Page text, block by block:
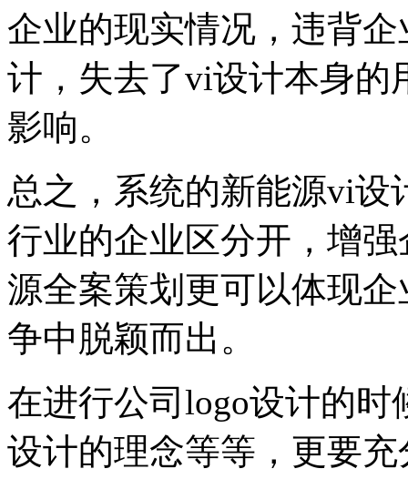
企业的现实情况，违背
计，失去了vi设计本身的
影响。
总之，系统的新能源vi设
行业的企业区分开，增
源全案策划更可以体现
争中脱颖而出。
在进行公司logo设计的
设计的理念等等，更要